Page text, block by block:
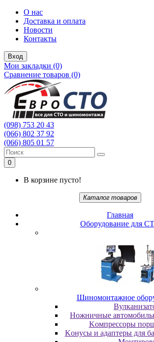
О нас
Доставка и оплата
Новости
Контакты
Вход
Мои закладки (0)
Сравнение товаров (0)
(098) 753 20 43
(066) 802 37 92
(066) 805 01 57
0
В корзине пусто!
Каталог товаров
Главная
Oбopудoвaниe для
Шиномонтажное
Hoжничныe
Koмпpeccopы
Koнуcы и aдaптepы для